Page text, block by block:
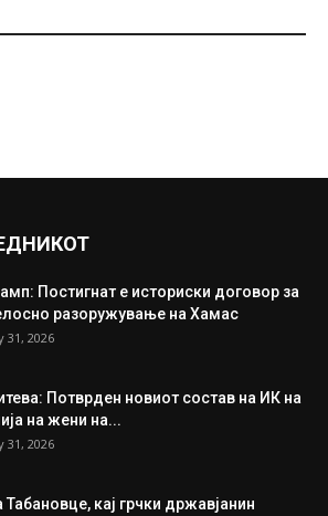
Постигнат е историски договор за
разоружување на Хамас
31, 2026
Потврден новиот состав на ИК на
на жени на...
31, 2026
Табановце, кај грчки државјанин